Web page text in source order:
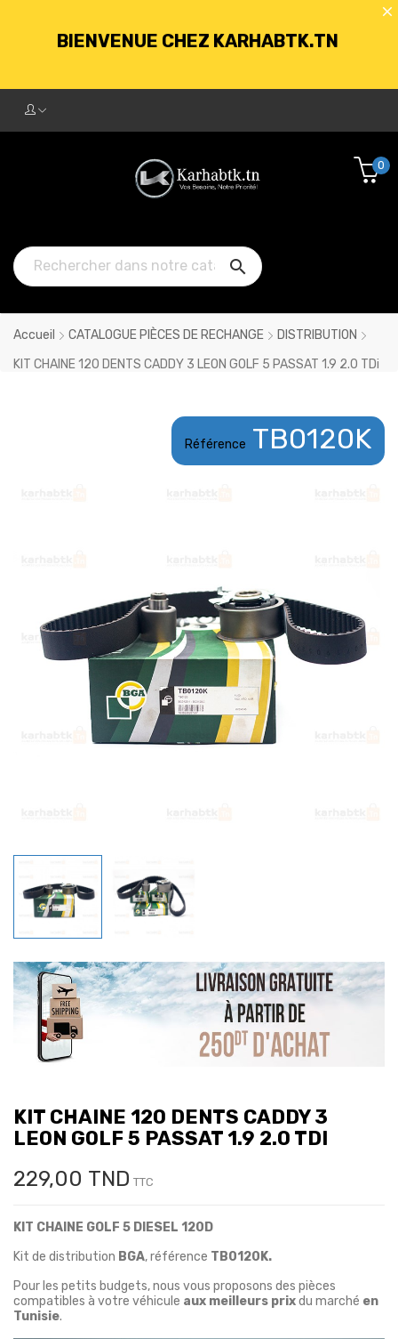
BIENVENUE CHEZ KARHABTK.TN
250DT D'ACHATS

0
Accueil CATALOGUE PIÈCES DE RECHANGE
DISTRIBUTION
KIT CHAINE 120 DENTS CADDY 3 LEON GOLF 5 PASSAT 1.9 2.0 TDi
Référence TB0120K
KIT CHAINE 120 DENTS CADDY 3
LEON GOLF 5 PASSAT 1.9 2.0 TDI
229,00 TND TTC
KIT CHAINE GOLF 5 DIESEL 120D
Kit de distribution BGA, référence TB0120K.
Pour les petits budgets, nous vous proposons des pièces
compatibles à votre véhicule aux meilleurs prixdu marché en
Tunisie.